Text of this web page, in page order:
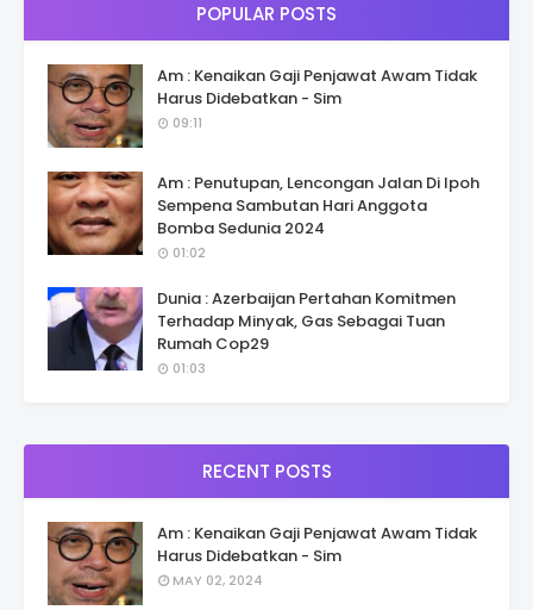
POPULAR POSTS
Am : Kenaikan Gaji Penjawat Awam Tidak
Harus Didebatkan - Sim
09:11
Am : Penutupan, Lencongan Jalan Di Ipoh
Sempena Sambutan Hari Anggota
Bomba Sedunia 2024
01:02
Dunia : Azerbaijan Pertahan Komitmen
Terhadap Minyak, Gas Sebagai Tuan
Rumah Cop29
01:03
RECENT POSTS
Am : Kenaikan Gaji Penjawat Awam Tidak
Harus Didebatkan - Sim
MAY 02, 2024